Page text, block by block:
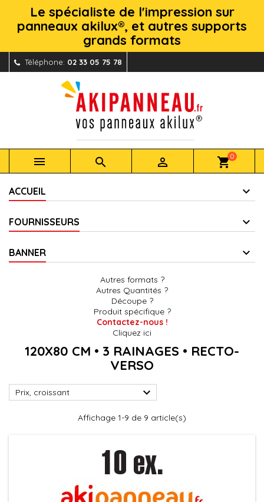
Le spécialiste de l'impression sur
panneaux akilux®, et autres supports
grands formats
Téléphone: 02 33 05 75 78
   shopping_cart0
ACCUEIL
FOURNISSEURS
BANNER
Autres formats ?
Autres Quantités ?
Découpe ?
Produit spécifique ?
Contactez-nous !
Cliquez ici
120X80 CM • 3 RAINAGES • RECTO-
VERSO
Prix, croissant 
Affichage 1-9 de 9 article(s)